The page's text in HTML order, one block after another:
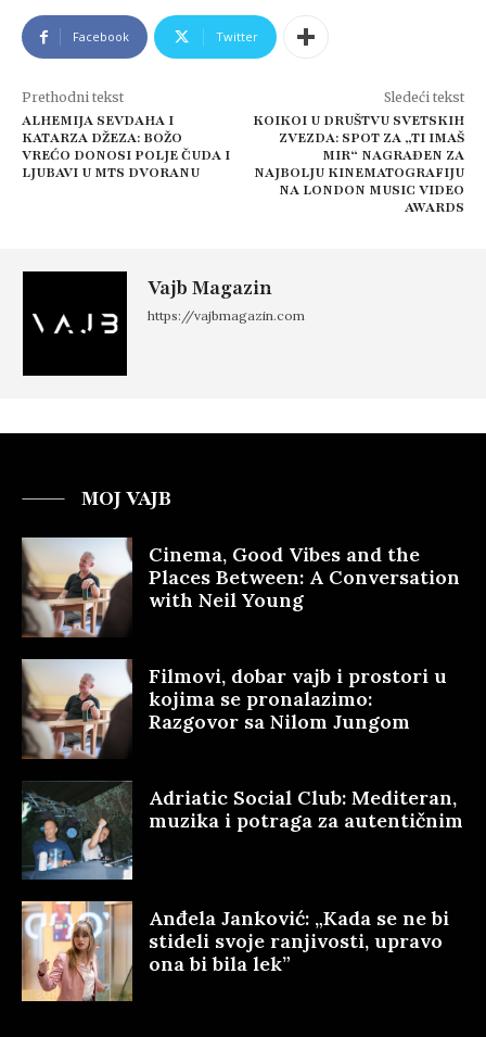
Facebook Twitter
Prethodni tekst
ALHEMIJA SEVDAHA I
KATARZA DŽEZA: BOŽO
VREĆO DONOSI POLJE ČUDA I
LJUBAVI U MTS DVORANU
Sledeći tekst
KOIKOI U DRUŠTVU SVETSKIH
ZVEZDA: SPOT ZA „TI IMAŠ
MIR“ NAGRAĐEN ZA
NAJBOLJU KINEMATOGRAFIJU
NA LONDON MUSIC VIDEO
AWARDS
Vajb Magazin
https://vajbmagazin.com
MOJ VAJB
Cinema, Good Vibes and the
Places Between: A Conversation
with Neil Young
Filmovi, dobar vajb i prostori u
kojima se pronalazimo:
Razgovor sa Nilom Jungom
Adriatic Social Club: Mediteran,
muzika i potraga za autentičnim
Anđela Janković: „Kada se ne bi
stideli svoje ranjivosti, upravo
ona bi bila lek”